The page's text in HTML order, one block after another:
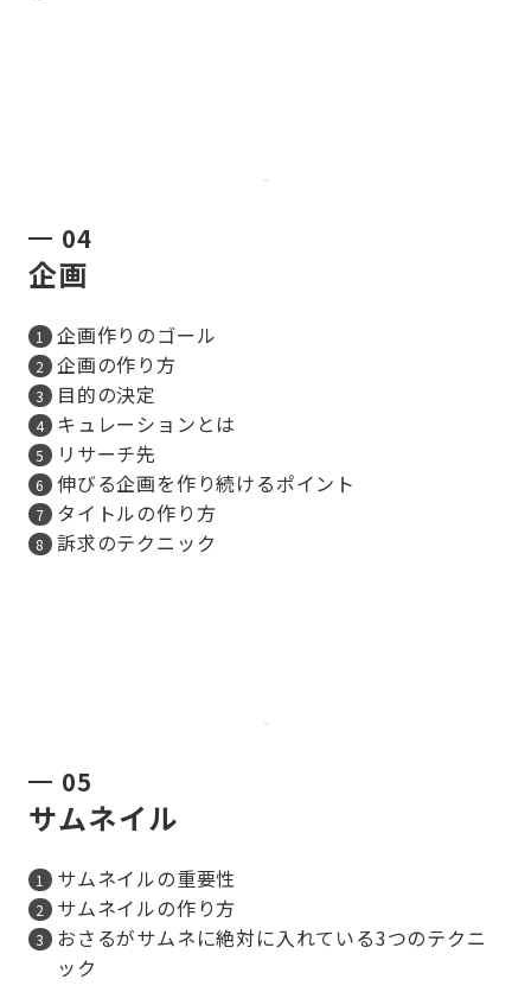
04
企画
企画作りのゴール
企画の作り方
目的の決定
キュレーションとは
リサーチ先
伸びる企画を作り続けるポイント
タイトルの作り方
訴求のテクニック
05
サムネイル
サムネイルの重要性
サムネイルの作り方
おさるがサムネに絶対に入れている3つのテクニ
ック